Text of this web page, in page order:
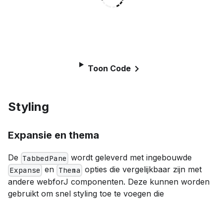
Toon Code
Styling
Expansie en thema
De TabbedPane wordt geleverd met ingebouwde
Expanse en Thema opties die vergelijkbaar zijn met
andere webforJ componenten. Deze kunnen worden
gebruikt om snel styling toe te voegen die